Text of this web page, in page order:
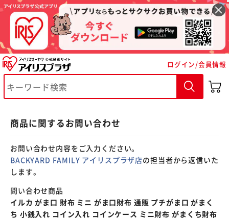
ログイン/会員情報
商品に関するお問い合わせ
お問い合わせ内容をご入力ください。
BACKYARD FAMILY アイリスプラザ店の担当者から返信いた
します。
問い合わせ商品
イルカ がま口 財布 ミニ がま口財布 通販 プチがま口 がまく
ち 小銭入れ コイン入れ コインケース ミニ財布 がまくち財布
※ご確認ください
カートに入れる